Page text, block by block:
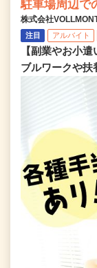
駐車場周辺で
株式会社
注目 アルバイト
【副業やお小
ブルワークや扶